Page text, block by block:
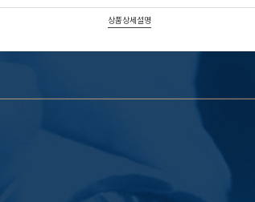
상품상세설명